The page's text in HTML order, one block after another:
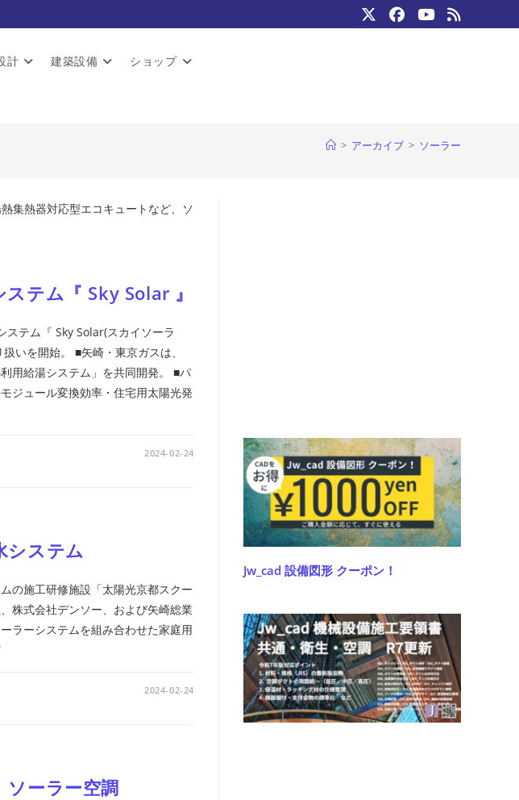
計 建築設備 ショップ
> アーカイブ > ソーラー
集熱器対応型エコキュートなど、ソ
テム『 Sky Solar 』
テム『 Sky Solar(スカイソーラ
いを開始。 ■矢崎・東京ガスは、
用給湯システム」を共同開発。 ■パ
ジュール変換効率・住宅用太陽光発
2024-02-24
システム
の施工研修施設「太陽光京都スクー
株式会社デンソー、および矢崎総業
ラーシステムを組み合わせた家庭用
2024-02-24
ソーラー空調
Jw_cad 設備図形 クーポン！